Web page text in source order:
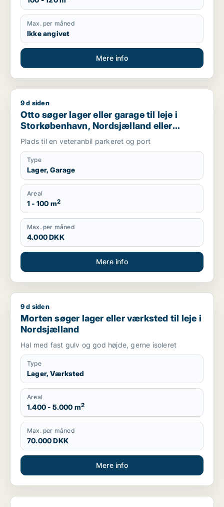
Max. per måned
Ikke angivet
Mere info
Otto søger lager eller garage til leje i Storkøbenhavn,
9 d siden
Otto søger lager eller garage til leje i
Storkøbenhavn, Nordsjælland eller
Region Sjælland
Plads til en veteranbil parkeret og port
Type
Lager, Garage
Areal
1 - 100 m2
Max. per måned
4.000 DKK
Mere info
Morten søger lager eller værksted til leje i Nordsjælland
9 d siden
Morten søger lager eller værksted til leje i
Nordsjælland
Hal med fast gulv og god højde, gerne isoleret
Type
Lager, Værksted
Areal
1.400 - 5.000 m2
Max. per måned
70.000 DKK
Mere info